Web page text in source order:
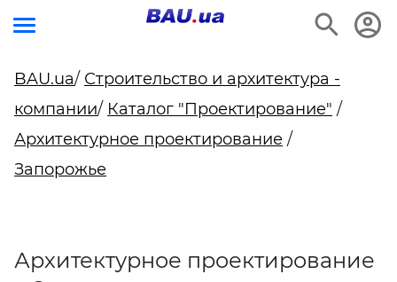
BAU.ua/ Строительство и архитектура -
компании/ Каталог "Проектирование" /
Архитектурное проектирование /
Запорожье
Архитектурное проектирование